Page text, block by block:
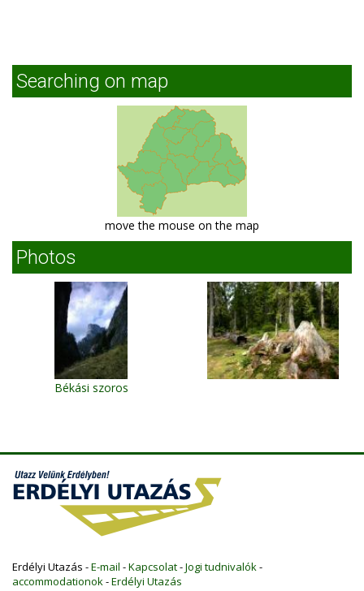
Searching on map
move the mouse on the map
Photos
Békási szoros
Erdélyi Utazás -E-mail -Kapcsolat-Jogi tudnivalók-
accommodationok-Erdélyi Utazás